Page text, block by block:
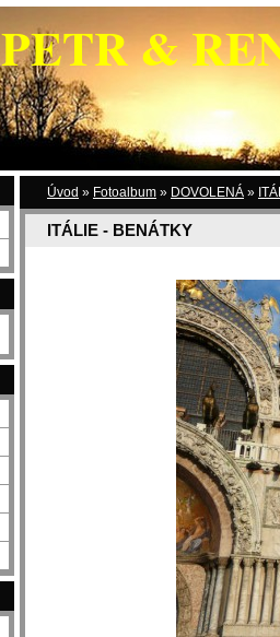
PETR &
Úvod » Fotoalbum » DOVOLENÁ »
ITÁLIE - BENÁTKY